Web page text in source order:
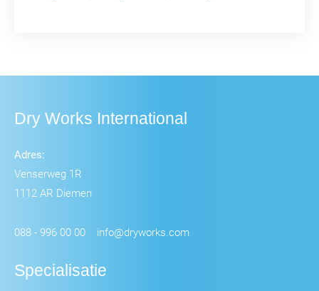
Dry Works International
Adres:
Venserweg 1R
1112 AR Diemen
088 - 996 00 00 info@dryworks.com
Specialisatie